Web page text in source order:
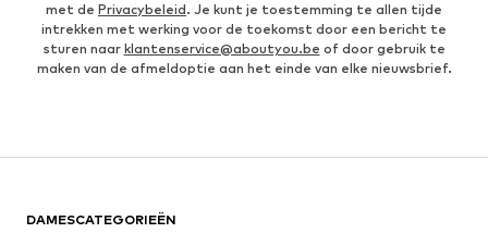
met de Privacybeleid. Je kunt je toestemming te allen tijde
intrekken met werking voor de toekomst door een bericht te
sturen naar klantenservice@aboutyou.be of door gebruik te
maken van de afmeldoptie aan het einde van elke nieuwsbrief.
DAMESCATEGORIEËN